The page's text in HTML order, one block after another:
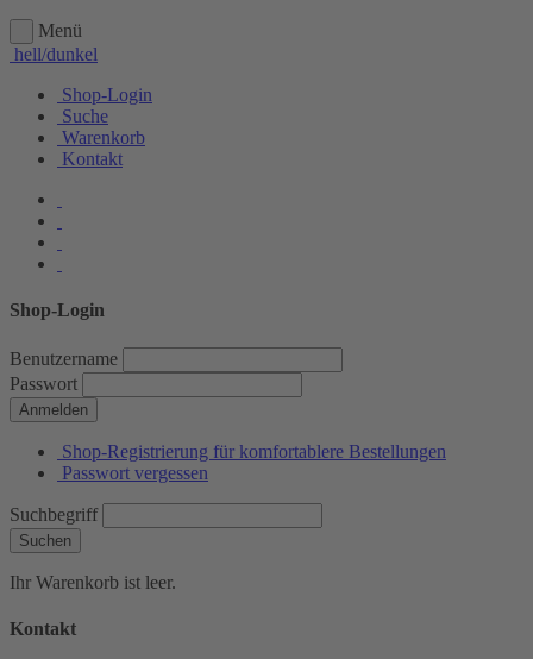
Menü
hell/dunkel
Shop-Login
Suche
Warenkorb
Kontakt
Shop-Login
Benutzername
Passwort
Anmelden
Shop-Registrierung für komfortablere Bestellungen
Passwort vergessen
Suchbegriff
Suchen
Ihr Warenkorb ist leer.
Kontakt